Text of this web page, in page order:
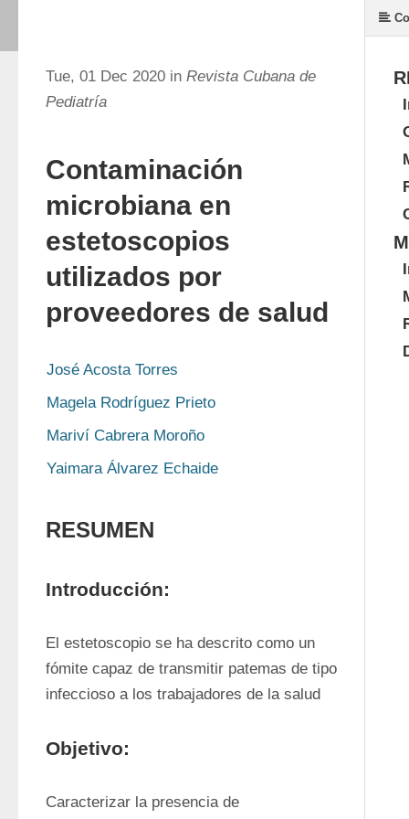
Tue, 01 Dec 2020 in Revista Cubana de
Pediatría
Contaminación
microbiana en
estetoscopios
utilizados por
proveedores de salud
José Acosta Torres
Magela Rodríguez Prieto
Mariví Cabrera Moroño
Yaimara Álvarez Echaide
RESUMEN
Introducción:
El estetoscopio se ha descrito como un
fómite capaz de transmitir patemas de tipo
infeccioso a los trabajadores de la salud
Objetivo:
Caracterizar la presencia de